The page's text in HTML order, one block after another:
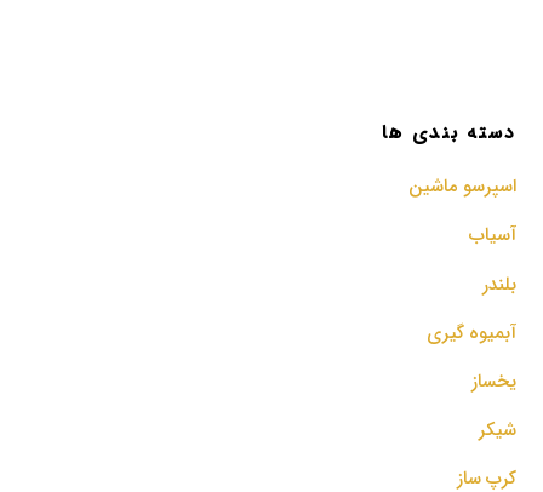
دسته بندی ها
اسپرسو‌ ماشین
آسیاب
بلندر
آبمیوه گیری
یخساز
شیکر
کرپ ساز